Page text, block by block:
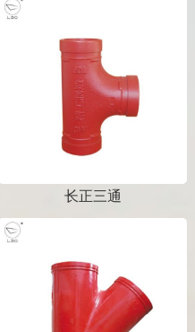
长正三通